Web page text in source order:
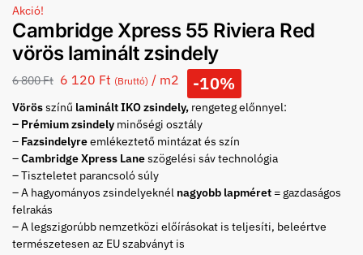
Akció!
Cambridge Xpress 55 Riviera Red
vörös laminált zsindely
6 800Ft 6 120 Ft (Bruttó) / m2 -10%
Vörösszínű laminált IKO zsindely, rengeteg előnnyel:
– Prémium zsindely minőségi osztály
– Fazsindelyreemlékeztető mintázat és szín
–Cambridge Xpress Laneszögelési sáv technológia
– Tiszteletet parancsoló súly
– A hagyományos zsindelyeknél nagyobb lapméret = gazdaságos
felrakás
– A legszigorúbb nemzetközi előírásokat is teljesíti, beleértve
természetesen az EU szabványt is